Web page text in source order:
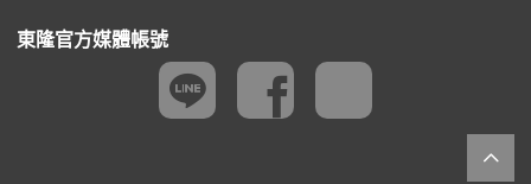
東隆官方媒體帳號